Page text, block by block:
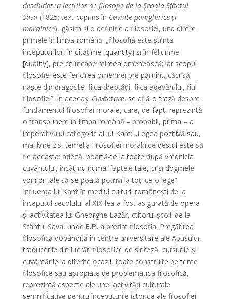
deschiderea lecţiilor de filosofie de la Şcoala Sfântul
Sava(1825; text cuprins în Cuvinte panighirice şi
moralnice), găsim şi o definiţie a filosofiei, una dintre
primele în limba română: „filosofia este ştiinţa
începuturilor, în cîtăţime [quantity] şi în feliurime
[quality], pre cît încape mintea omenească; iar scopul
filosofiei este fericirea omenirei pre pămînt, căci să
naşte din dragoste, fiica dreptăţii, fiica adevărului, fiul
filosofiei”. În aceeaşi Cuvântare, se află o frază despre
fundamentul filosofiei morale, care, de fapt, reprezintă
o transpunere în limba română – probabil, prima – a
imperativului categoric al lui Kant: „Legea pozitivă sau,
mai bine zis, temelia Filosofiei moralnice destul este să
fie aceasta: adecă, poartă-te la toate după vrednicia
cuvântului, încât nu numai faptele tale, ci şi dogmele
voirilor tale să se poată potrivi la toţi ca o lege”.
Influenţa lui Kant în mediul culturii româneşti de la
începutul secolului al XIX-lea a fost asigurată de opera
şi activitatea lui Gheorghe Lazăr, ctitorul şcolii de la
Sfântul Sava, unde E.P. a predat filosofia. Pregătirea
filosofică dobândită în centre universitare ale Apusului,
traducerile din lucrări filosofice de sinteză, cursurile şi
cuvântările la diferite ocazii, toate construite pe teme
filosofice sau apropiate de problematica filosofică,
reprezintă aspecte ale unei activităţi culturale
semnificative pentru începuturile istorice ale filosofiei